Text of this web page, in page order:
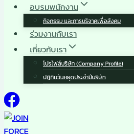
อบรมพนักงาน
กิจกรรม และการบริจาคเพื่อสังคม
ร่วมงานกับเรา
เกี่ยวกับเรา
โปรไฟล์บริษัท (Company Profile)
ปฏิทินวันหยุดประจำปีบริษัท